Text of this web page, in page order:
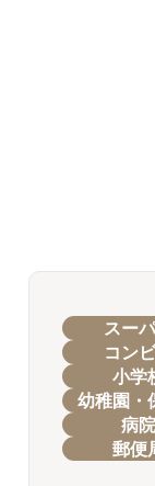
スー
コン
小学
幼稚園・
病院
郵便